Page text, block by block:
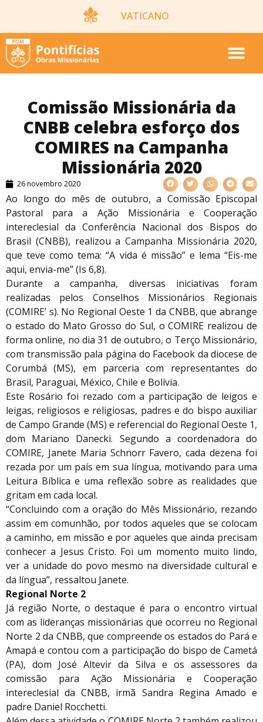
VATICANO
Comissão Missionária da
CNBB celebra esforço dos
COMIRES na Campanha
Missionária 2020
26 novembro 2020
Ao longo do mês de outubro, a Comissão Episcopal
Pastoral para a Ação Missionária e Cooperação
intereclesial da Conferência Nacional dos Bispos do
Brasil (CNBB), realizou a Campanha Missionária 2020,
que teve como tema: “A vida é missão” e lema “Eis-me
aqui, envia-me” (Is 6,8).
Durante a campanha, diversas iniciativas foram
realizadas pelos Conselhos Missionários Regionais
(COMIRE’ s). No Regional Oeste 1 da CNBB, que abrange
o estado do Mato Grosso do Sul, o COMIRE realizou de
forma online, no dia 31 de outubro, o Terço Missionário,
com transmissão pala página do Facebook da diocese de
Corumbá (MS), em parceria com representantes do
Brasil, Paraguai, México, Chile e Bolívia.
Este Rosário foi rezado com a participação de leigos e
leigas, religiosos e religiosas, padres e do bispo auxiliar
de Campo Grande (MS) e referencial do Regional Oeste 1,
dom Mariano Danecki. Segundo a coordenadora do
COMIRE, Janete Maria Schnorr Favero, cada dezena foi
rezada por um país em sua língua, motivando para uma
Leitura Bíblica e uma reflexão sobre as realidades que
gritam em cada local.
“Concluindo com a oração do Mês Missionário, rezando
assim em comunhão, por todos aqueles que se colocam
a caminho, em missão e por aqueles que ainda precisam
conhecer a Jesus Cristo. Foi um momento muito lindo,
ver a unidade do povo mesmo na diversidade cultural e
da língua”, ressaltou Janete.
Regional Norte 2
Já região Norte, o destaque é para o encontro virtual
com as lideranças missionárias que ocorreu no Regional
Norte 2 da CNBB, que compreende os estados do Pará e
Amapá e contou com a participação do bispo de Cametá
(PA), dom José Altevir da Silva e os assessores da
comissão para Ação Missionária e Cooperação
intereclesial da CNBB, irmã Sandra Regina Amado e
padre Daniel Rocchetti.